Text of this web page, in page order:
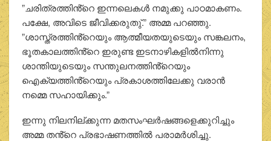
”ചരിത്രത്തിൻ്റെ ഇന്നലെകൾ നമുക്കു പാഠമാകണം.
പക്ഷേ, അവിടെ ജീവിക്കരുതു്.” അമ്മ പറഞ്ഞു.
”ശാസ്ത്രത്തിൻ്റെയും ആത്മീയതയുടെയും സങ്കലനം,
ഭൂതകാലത്തിൻ്റെ ഇരുണ്ട ഇടനാഴികളിൽനിന്നു
ശാന്തിയുടെയും സന്തുലനത്തിൻ്റെയും
ഐക്യത്തിൻ്റെയും പ്രകാശത്തിലേക്കു വരാൻ
നമ്മെ സഹായിക്കും.”
ഇന്നു നിലനില്ക്കുന്ന മതസംഘർഷങ്ങളെക്കുറിച്ചും
അമ്മ തൻ്റെ പ്രഭാഷണത്തിൽ പരാമർശിച്ചു.